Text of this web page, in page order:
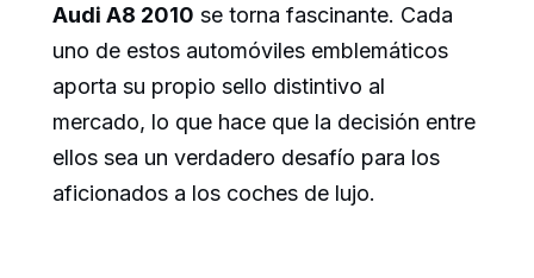
Audi A8 2010 se torna fascinante. Cada
uno de estos automóviles emblemáticos
aporta su propio sello distintivo al
mercado, lo que hace que la decisión entre
ellos sea un verdadero desafío para los
aficionados a los coches de lujo.